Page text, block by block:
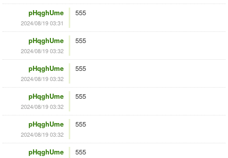
pHqghUme
2024/08/19 03:31
555
pHqghUme
2024/08/19 03:32
555
pHqghUme
2024/08/19 03:32
555
pHqghUme
2024/08/19 03:32
555
pHqghUme
2024/08/19 03:32
555
pHqghUme 555